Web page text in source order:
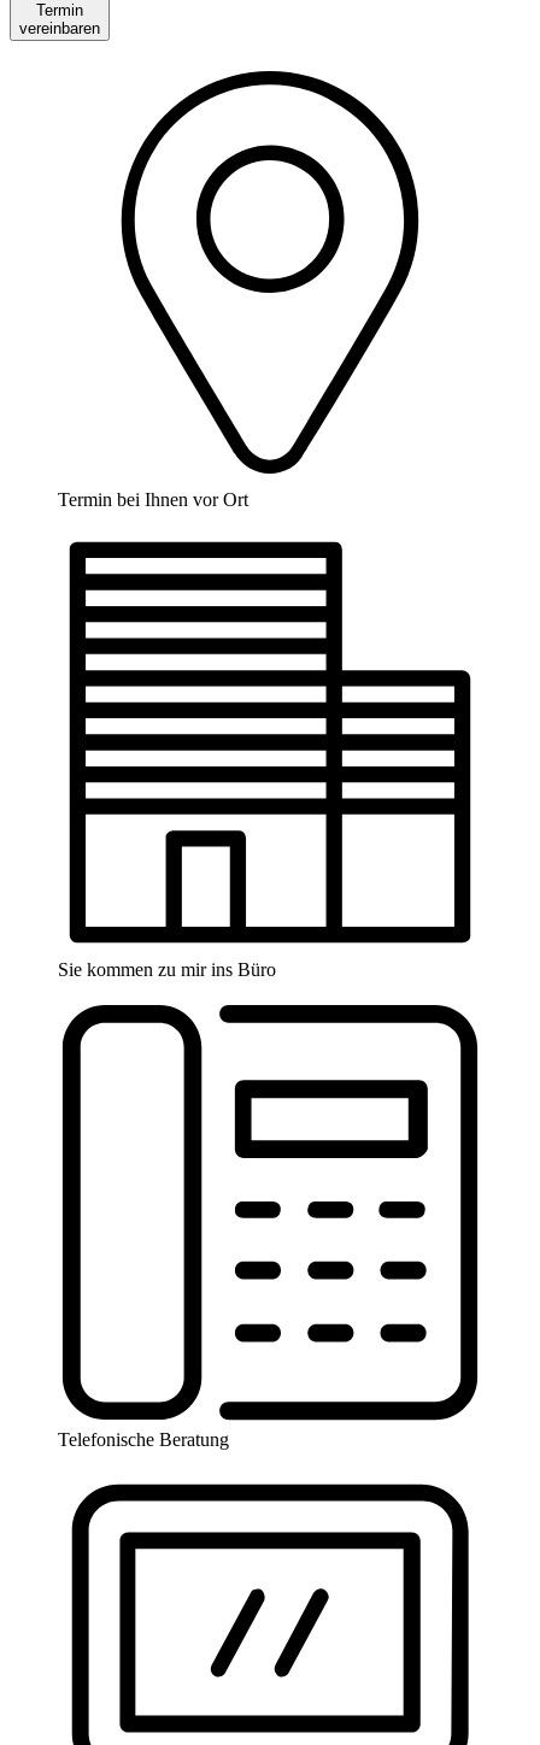
Termin
vereinbaren
Termin bei Ihnen vor Ort
Sie kommen zu mir ins Büro
Telefonische Beratung